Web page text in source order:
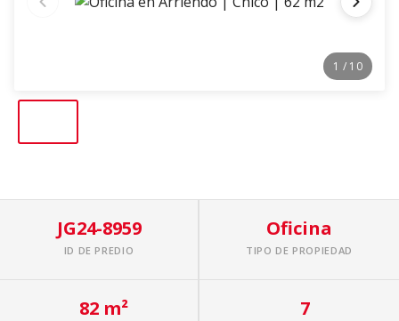
1 / 10
JG24-8959
ID DE PREDIO
Oficina
TIPO DE PROPIEDAD
82 m² 7